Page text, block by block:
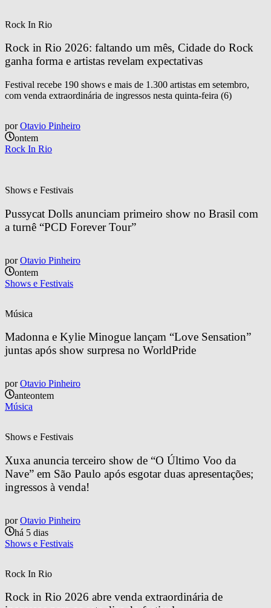
Rock In Rio
Rock in Rio 2026: faltando um mês, Cidade do Rock
ganha forma e artistas revelam expectativas
Festival recebe 190 shows e mais de 1.300 artistas em setembro,
com venda extraordinária de ingressos nesta quinta-feira (6)
por Otavio Pinheiro
ontem
Rock In Rio
Shows e Festivais
Pussycat Dolls anunciam primeiro show no Brasil com
a turnê “PCD Forever Tour”
por Otavio Pinheiro
ontem
Shows e Festivais
Música
Madonna e Kylie Minogue lançam “Love Sensation”
juntas após show surpresa no WorldPride
por Otavio Pinheiro
anteontem
Música
Shows e Festivais
Xuxa anuncia terceiro show de “O Último Voo da
Nave” em São Paulo após esgotar duas apresentações;
ingressos à venda!
por Otavio Pinheiro
há 5 dias
Shows e Festivais
Rock In Rio
Rock in Rio 2026 abre venda extraordinária de